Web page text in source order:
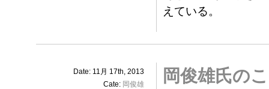
えている。
Date: 11月 17th, 2013
Cate: 岡俊雄 岡俊雄氏の